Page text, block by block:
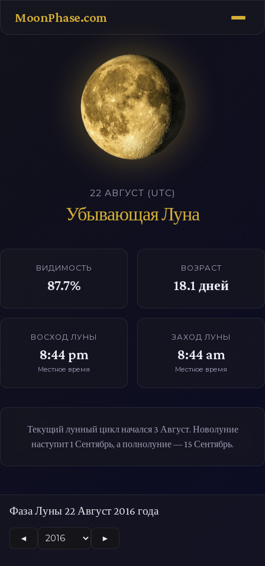
MoonPhase.com
22 АВГУСТ (UTC)
Убывающая Луна
ВИДИМОСТЬ
87.7%
ВОЗРАСТ
18.1 дней
ВОСХОД ЛУНЫ
8:44 pm
Местное время
ЗАХОД ЛУНЫ
8:44 am
Местное время
Текущий лунный цикл начался 3 Август. Новолуние
наступит 1 Сентябрь, а полнолуние — 15 Сентябрь.
Фаза Луны 22 Август 2016 года
◄ ►